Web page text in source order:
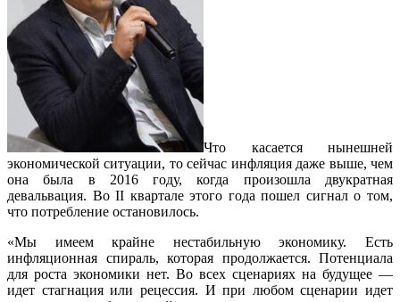
Что касается нынешней
экономической ситуации, то сейчас инфляция даже выше, чем
она была в 2016 году, когда произошла двукратная
девальвация. Во II квартале этого года пошел сигнал о том,
что потребление остановилось.
«Мы имеем крайне нестабильную экономику. Есть
инфляционная спираль, которая продолжается. Потенциала
для роста экономики нет. Во всех сценариях на будущее —
идет стагнация или рецессия. И при любом сценарии идет